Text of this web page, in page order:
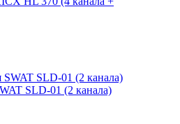
SLD-01 (2 канала)